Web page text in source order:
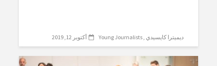
ديميترا كايسيدي Young Journalists أكتوبر 12, 2019